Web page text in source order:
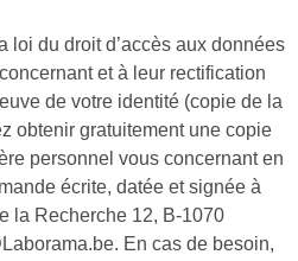
loi du droit d’accès aux données
et à leur rectification
de votre identité (copie de la
obtenir gratuitement une copie
personnel vous concernant en
écrite, datée et signée à
la Recherche 12, B-1070
En cas de besoin,